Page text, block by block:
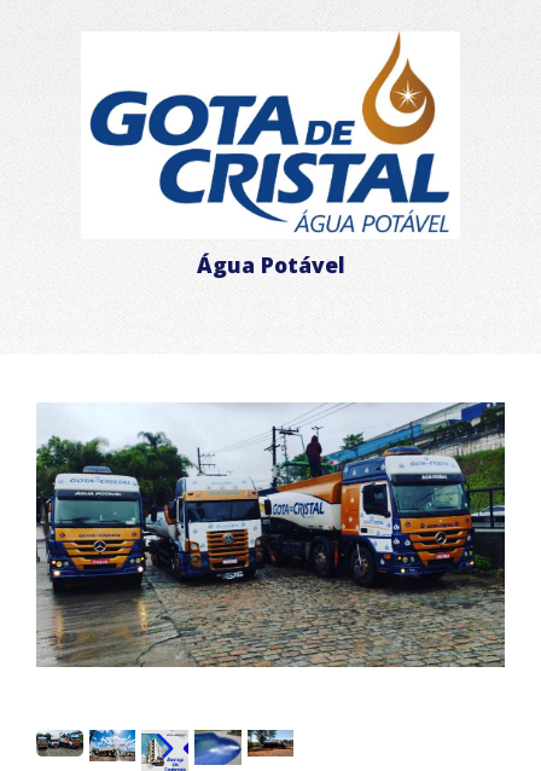
Água Potável